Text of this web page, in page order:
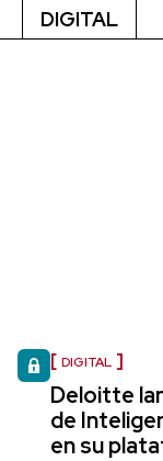
DIGITAL
DIGITAL
Deloitte
de
en su